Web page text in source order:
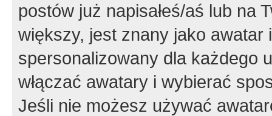
postów już napisałeś/aś lub na
większy, jest znany jako
spersonalizowany dla każdego
włączać awatary i wybierać
Jeśli nie możesz używać